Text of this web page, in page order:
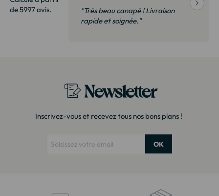
de 5997 avis.
"Très beau canapé ! Livraison
rapide et soignée."
Newsletter
Inscrivez-vous et recevez tous nos bons plans !
OK